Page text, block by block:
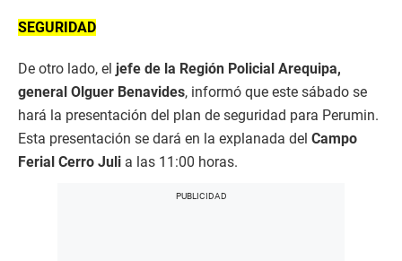
SEGURIDAD
De otro lado, el jefe de la Región Policial Arequipa,
general Olguer Benavides, informó que este sábado se
hará la presentación del plan de seguridad para Perumin.
Esta presentación se dará en la explanada del Campo
Ferial Cerro Juli a las 11:00 horas.